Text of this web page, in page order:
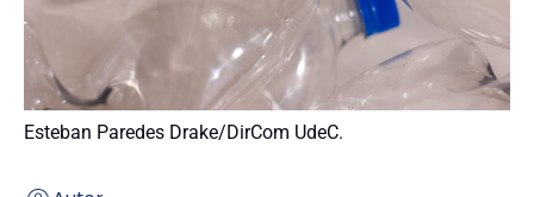
Esteban Paredes Drake/DirCom UdeC.